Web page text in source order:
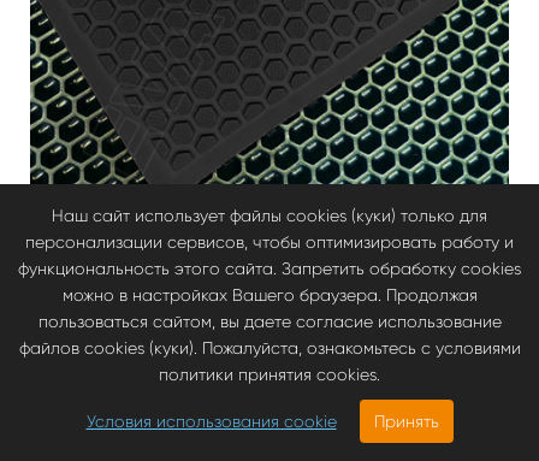
3670.00руб
Подпятники
Подпятник полимерный (ТЭП) черный "соты" (2956)
350.00 руб
Наш сайт использует файлы cookies (куки) только для
персонализации сервисов, чтобы оптимизировать работу и
функциональность этого сайта. Запретить обработку cookies
можно в настройках Вашего браузера. Продолжая
пользоваться сайтом, вы даете согласие использование
файлов cookies (куки). Пожалуйста, ознакомьтесь с условиями
политики принятия cookies.
Условия использования cookie Принять